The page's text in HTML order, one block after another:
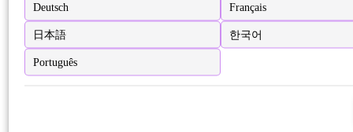
Deutsch Français
日本語 한국어
Português